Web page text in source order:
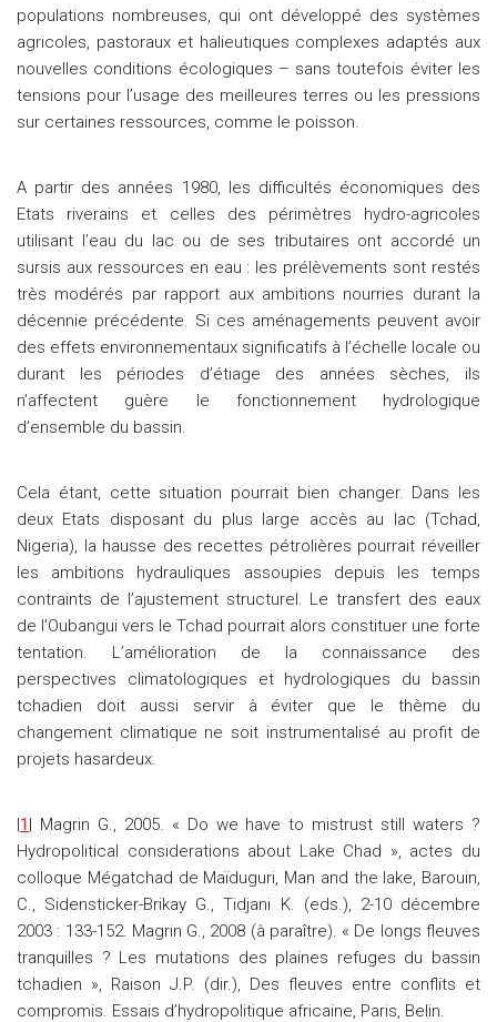
populations nombreuses, qui ont développé des systèmes
agricoles, pastoraux et halieutiques complexes adaptés aux
nouvelles conditions écologiques – sans toutefois éviter les
tensions pour l’usage des meilleures terres ou les pressions
sur certaines ressources, comme le poisson.
A partir des années 1980, les difficultés économiques des
Etats riverains et celles des périmètres hydro-agricoles
utilisant l’eau du lac ou de ses tributaires ont accordé un
sursis aux ressources en eau : les prélèvements sont restés
très modérés par rapport aux ambitions nourries durant la
décennie précédente. Si ces aménagements peuvent avoir
des effets environnementaux significatifs à l’échelle locale ou
durant les périodes d’étiage des années sèches, ils
n’affectent guère le fonctionnement hydrologique
d’ensemble du bassin.
Cela étant, cette situation pourrait bien changer. Dans les
deux Etats disposant du plus large accès au lac (Tchad,
Nigeria), la hausse des recettes pétrolières pourrait réveiller
les ambitions hydrauliques assoupies depuis les temps
contraints de l’ajustement structurel. Le transfert des eaux
de l’Oubangui vers le Tchad pourrait alors constituer une forte
tentation. L’amélioration de la connaissance des
perspectives climatologiques et hydrologiques du bassin
tchadien doit aussi servir à éviter que le thème du
changement climatique ne soit instrumentalisé au profit de
projets hasardeux.
|1 | Magrin G., 2005. « Do we have to mistrust still waters ?
Hydropolitical considerations about Lake Chad », actes du
colloque Mégatchad de Maïduguri, Man and the lake, Barouin,
C., Sidensticker-Brikay G., Tidjani K. (eds.), 2-10 décembre
2003 : 133-152. Magrin G., 2008 (à paraître). « De longs fleuves
tranquilles ? Les mutations des plaines refuges du bassin
tchadien », Raison J.P. (dir.), Des fleuves entre conflits et
compromis. Essais d’hydropolitique africaine, Paris, Belin.